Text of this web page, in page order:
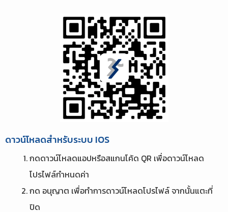
ดาวน์โหลดสำหรับระบบ IOS
กดดาวน์โหลดแอปหรือสแกนโค้ด QR เพื่อดาวน์โหลด
โปรไฟล์กำหนดค่า
กด อนุญาต เพื่อทำการดาวน์โหลดโปรไฟล์ จากนั้นแตะที่
ปิด